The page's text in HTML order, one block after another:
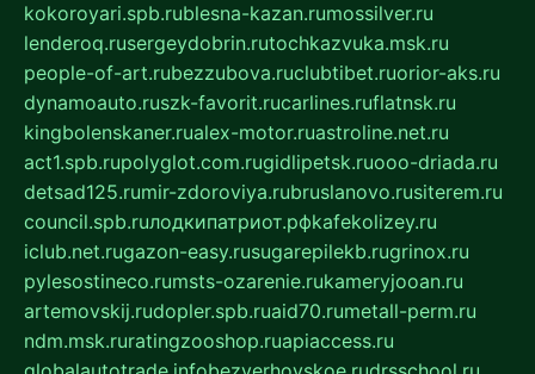
kokoroyari.spb.rublesna-kazan.rumossilver.ru
lenderoq.rusergeydobrin.rutochkazvuka.msk.ru
people-of-art.rubezzubova.ruclubtibet.ruorior-aks.ru
dynamoauto.ruszk-favorit.rucarlines.ruflatnsk.ru
kingbolenskaner.rualex-motor.ruastroline.net.ru
act1.spb.rupolyglot.com.rugidlipetsk.ruooo-driada.ru
detsad125.rumir-zdoroviya.rubruslanovo.rusiterem.ru
council.spb.ruлодкипатриот.рфkafekolizey.ru
iclub.net.rugazon-easy.rusugarepilekb.rugrinox.ru
pylesostineco.rumsts-ozarenie.rukameryjooan.ru
artemovskij.rudopler.spb.ruaid70.rumetall-perm.ru
ndm.msk.ruratingzooshop.ruapiaccess.ru